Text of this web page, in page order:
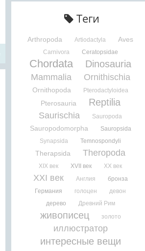
Теги
Arthropoda Artiodactyla Aves
Carnivora Ceratopsidae
Chordata Dinosauria
Mammalia Ornithischia
Ornithopoda Pterodactyloidea
Pterosauria Reptilia
Saurischia Sauropoda
Sauropodomorpha
Sauropsida
Synapsida
Temnospondyli
Therapsida Theropoda
XIX век XVII век XX век
XXI век Англия
бронза
Германия
голоцен
девон
дерево
Древний Рим
живописец золото
иллюстратор
интересные вещи